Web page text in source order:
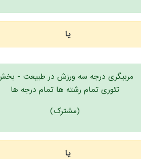
یا
مربیگری درجه سه ورزش در طبیعت -
تئوری تمام رشته ها تمام درجه ها
(مشترک)
یا